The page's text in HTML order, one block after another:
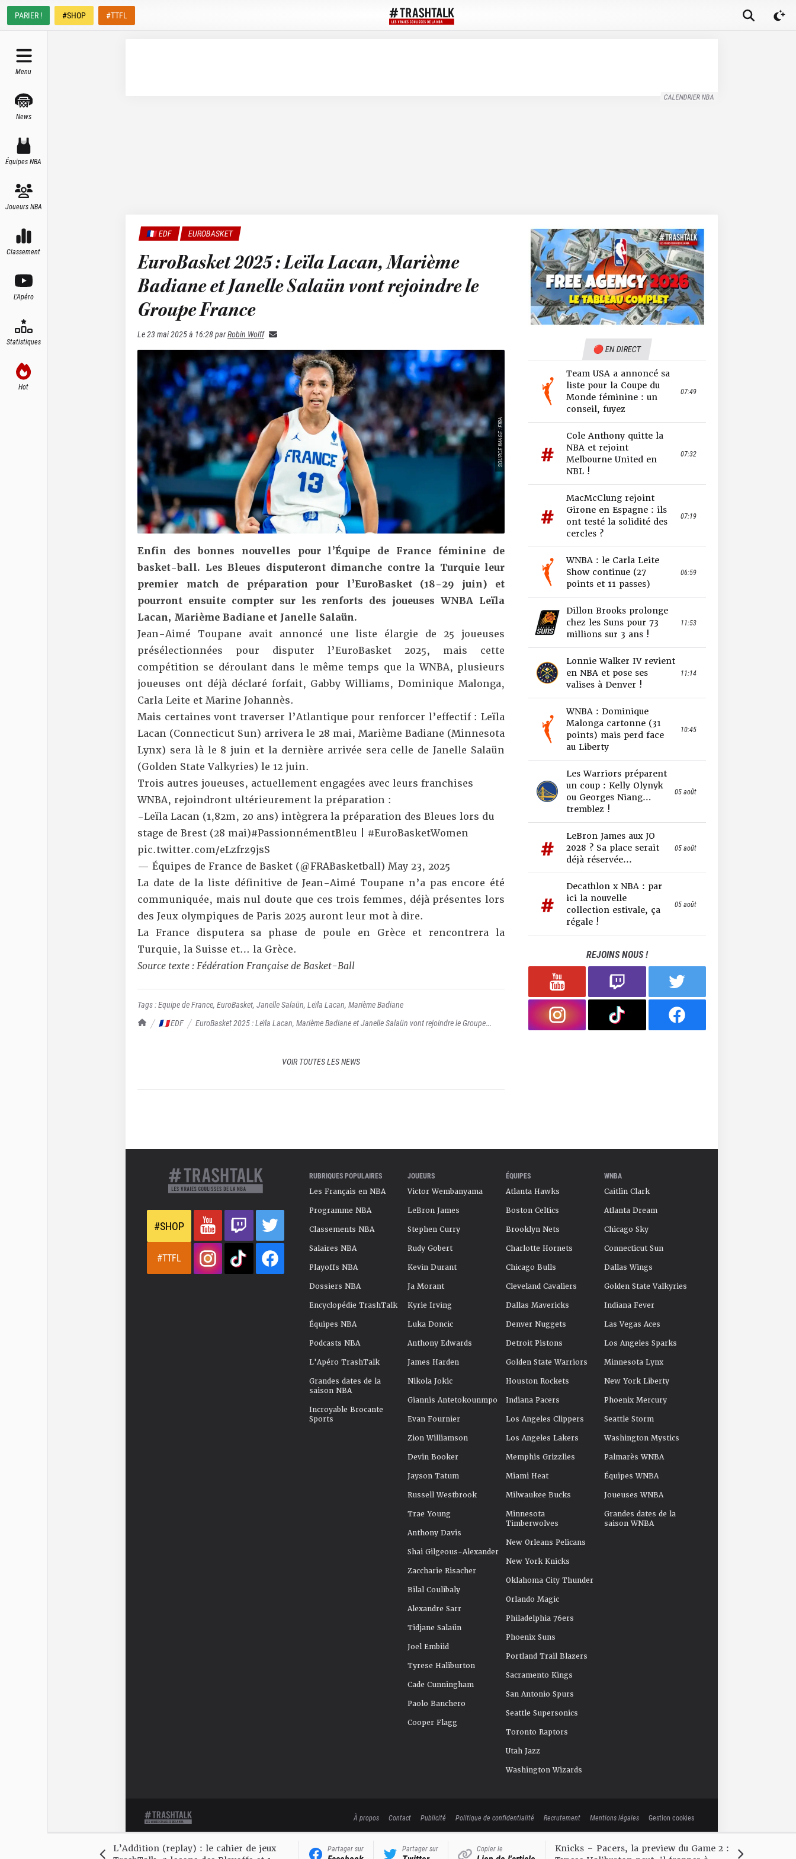
PARIER ! #SHOP #TTFL
Menu
News
Équipes NBA
Joueurs NBA
Classement
L'Apéro
Statistiques
Hot
CALENDRIER NBA
TrashTalk Actu NBA
🇫🇷 EDF
EuroBasket 2025 : Leïla Lacan, Marième Badiane et Janelle Salaün vont rejoindre le Groupe
🇫🇷 EDF EUROBASKET
EuroBasket 2025 : Leïla Lacan, Marième
Badiane et Janelle Salaün vont rejoindre le
Groupe France
Le23 mai 2025 à 16:28parRobin Wolff
SOURCE IMAGE : FIBA
Enfin des bonnes nouvelles pour l’Équipe de France féminine de
basket-ball. Les Bleues disputeront dimanche contre la Turquie leur
premier match de préparation pour l’EuroBasket (18-29 juin) et
pourront ensuite compter sur les renforts des joueuses WNBA Leïla
Lacan, Marième Badiane et Janelle Salaün.
Jean-Aimé Toupane avait annoncé une liste élargie de25 joueuses
présélectionnées pour disputer l’EuroBasket 2025, mais cette
compétition se déroulant dans le même temps que la WNBA, plusieurs
joueuses ont déjà déclaré forfait, Gabby Williams, Dominique Malonga,
Carla Leite et Marine Johannès.
Mais certaines vont traverser l’Atlantique pour renforcer l’effectif : Leïla
Lacan (Connecticut Sun) arrivera le 28 mai, Marième Badiane (Minnesota
Lynx) sera là le 8 juin et la dernière arrivée sera celle de Janelle Salaün
(Golden State Valkyries) le 12 juin.
Trois autres joueuses, actuellement engagées avec leurs franchises
WNBA, rejoindront ultérieurement la préparation :
-Leïla Lacan (1,82m, 20 ans) intègrera la préparation des Bleues lors du
stage de Brest (28 mai)#PassionnémentBleu
#EuroBasketWomen
pic.twitter.com/eLzfrz9jsS
— Équipes de France de Basket (@FRABasketball) May 23, 2025
La date de la liste définitive de Jean-Aimé Toupane n’a pas encore été
communiquée, mais nul doute que ces trois femmes, déjà présentes lors
des Jeux olympiques de Paris 2025 auront leur mot à dire.
La France disputera sa phase de poule en Grèce et rencontrera la
Turquie, la Suisse et… la Grèce.
Source texte :Fédération Française de Basket-Ball
Tags :Equipe de France, EuroBasket, Janelle Salaün, Leïla Lacan, Marième Badiane
VOIR TOUTES LES NEWS
🔴 EN DIRECT
Team USA a annoncé sa
liste pour la Coupe du
Monde féminine : un
conseil, fuyez
07:49
Cole Anthony quitte la
NBA et rejoint
Melbourne United en
NBL !
07:32
MacMcClung rejoint
Girone en Espagne : ils
ont testé la solidité des
cercles ?
07:19
WNBA : le Carla Leite
Show continue (27
points et 11 passes)
06:59
Dillon Brooks prolonge
chez les Suns pour 73
millions sur 3 ans !
11:53
Lonnie Walker IV revient
en NBA et pose ses
valises à Denver !
11:14
WNBA : Dominique
Malonga cartonne (31
points) mais perd face
au Liberty
10:45
Les Warriors préparent
un coup : Kelly Olynyk
ou Georges Niang…
tremblez !
05 août
LeBron James aux JO
2028 ? Sa place serait
déjà réservée...
05 août
Decathlon x NBA : par
ici la nouvelle
collection estivale, ça
régale !
05 août
REJOINS NOUS !
#SHOP
#TTFL
RUBRIQUES POPULAIRES
Les Français en NBA
Programme NBA
Classements NBA
Salaires NBA
Playoffs NBA
Dossiers NBA
Encyclopédie TrashTalk
Équipes NBA
Podcasts NBA
L'Apéro TrashTalk
Grandes dates de la
saison NBA
Incroyable Brocante
Sports
JOUEURS
Victor Wembanyama
LeBron James
Stephen Curry
Rudy Gobert
Kevin Durant
Ja Morant
Kyrie Irving
Luka Doncic
Anthony Edwards
James Harden
Nikola Jokic
Giannis Antetokounmpo
Evan Fournier
Zion Williamson
Devin Booker
Jayson Tatum
Russell Westbrook
Trae Young
Anthony Davis
Shai Gilgeous-Alexander
Zaccharie Risacher
Bilal Coulibaly
Alexandre Sarr
Tidjane Salaün
Joel Embiid
Tyrese Haliburton
Cade Cunningham
Paolo Banchero
Cooper Flagg
ÉQUIPES
Atlanta Hawks
Boston Celtics
Brooklyn Nets
Charlotte Hornets
Chicago Bulls
Cleveland Cavaliers
Dallas Mavericks
Denver Nuggets
Detroit Pistons
Golden State Warriors
Houston Rockets
Indiana Pacers
Los Angeles Clippers
Los Angeles Lakers
Memphis Grizzlies
Miami Heat
Milwaukee Bucks
Minnesota
Timberwolves
New Orleans Pelicans
New York Knicks
Oklahoma City Thunder
Orlando Magic
Philadelphia 76ers
Phoenix Suns
Portland Trail Blazers
Sacramento Kings
San Antonio Spurs
Seattle Supersonics
Toronto Raptors
Utah Jazz
Washington Wizards
WNBA
Caitlin Clark
Atlanta Dream
Chicago Sky
Connecticut Sun
Dallas Wings
Golden State Valkyries
Indiana Fever
Las Vegas Aces
Los Angeles Sparks
Minnesota Lynx
New York Liberty
Phoenix Mercury
Seattle Storm
Washington Mystics
Palmarès WNBA
Équipes WNBA
Joueuses WNBA
Grandes dates de la
saison WNBA
À propos Contact Publicité Politique de confidentialité Recrutement Mentions légales Gestion cookies
L’Addition (replay) : le cahier de jeux
Partager sur Partager sur Copier le
Knicks – Pacers, la preview du Game 2 :